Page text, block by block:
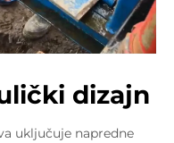
dizajn
uključuje napredne